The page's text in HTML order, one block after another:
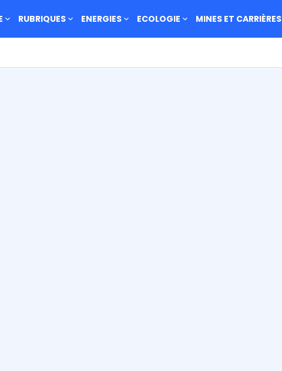
RUBRIQUES ENERGIES ECOLOGIE MINES ET CARRIÈRES